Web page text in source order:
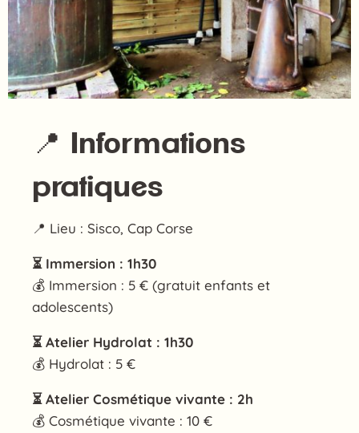
📍 Informations
pratiques
📍 Lieu : Sisco, Cap Corse
⏳ Immersion : 1h30
💰 Immersion : 5 € (gratuit enfants et
adolescents)
⏳ Atelier Hydrolat : 1h30
💰 Hydrolat : 5 €
⏳ Atelier Cosmétique vivante : 2h
💰 Cosmétique vivante : 10 €